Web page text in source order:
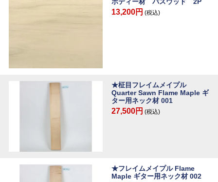
13,200円 (税込)
★柾目フレイムメイプル
Quarter Sawn Flame Maple ギ
ター用ネック材 001
27,500円 (税込)
★フレイムメイプル Flame
Maple ギター用ネック材 002